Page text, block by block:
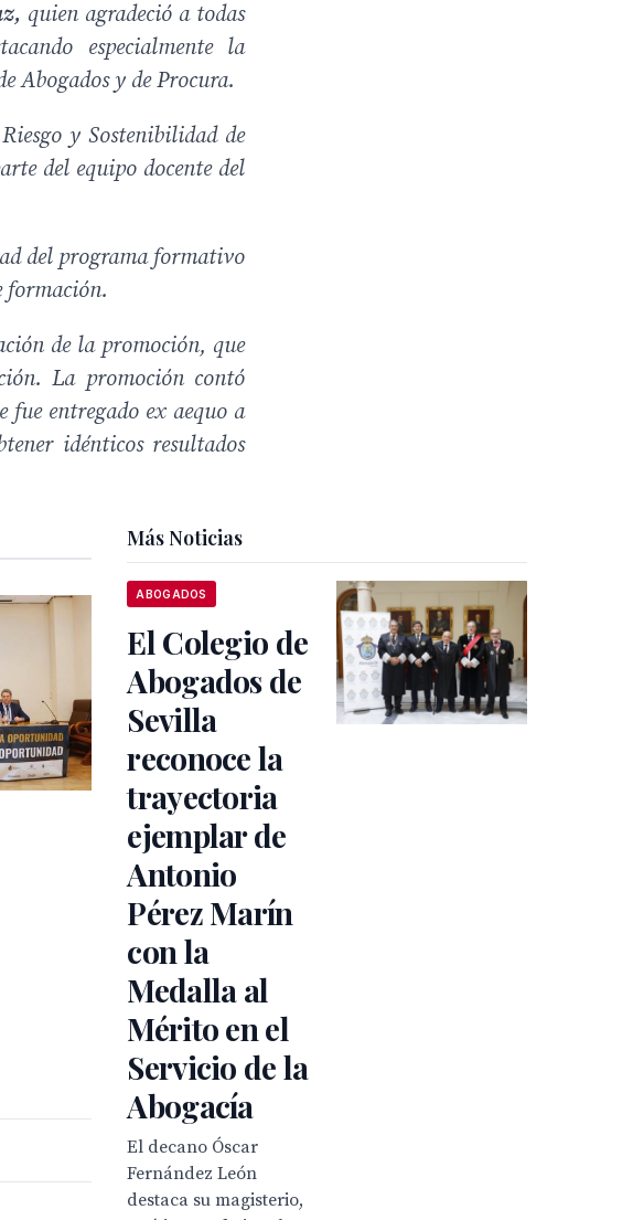
quien agradeció a todas
especialmente la
Abogados y de Procura.
y Sostenibilidad de
del equipo docente del
del programa formativo
formación.
de la promoción, que
La promoción contó
fue entregado ex aequo a
idénticos resultados
Más Noticias
ABOGADOS
El Colegio de
Abogados de
Sevilla
reconoce la
trayectoria
ejemplar de
Antonio
Pérez Marín
con la
Medalla al
Mérito en el
Servicio de la
Abogacía
El decano Óscar
Fernández León
destaca su magisterio,